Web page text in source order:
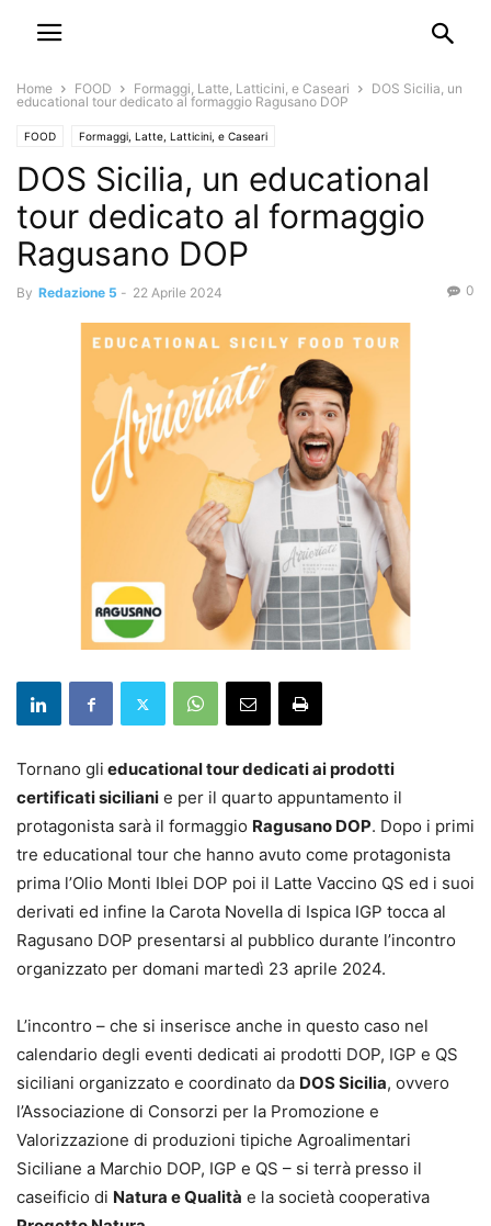
Home FOOD Formaggi, Latte, Latticini, e Caseari
DOS Sicilia, un
educational tour dedicato al formaggio Ragusano DOP
FOOD Formaggi, Latte, Latticini, e Caseari
DOS Sicilia, un educational
tour dedicato al formaggio
Ragusano DOP
By Redazione 5 - 22 Aprile 2024 0
Tornano gli educational tour dedicati ai prodotti
certificati siciliani e per il quarto appuntamento il
protagonista sarà il formaggio Ragusano DOP. Dopo i primi
tre educational tour che hanno avuto come protagonista
prima l’Olio Monti Iblei DOP poi il Latte Vaccino QS ed i suoi
derivati ed infine la Carota Novella di Ispica IGP tocca al
Ragusano DOP presentarsi al pubblico durante l’incontro
organizzato per domani martedì 23 aprile 2024.
L’incontro – che si inserisce anche in questo caso nel
calendario degli eventi dedicati ai prodotti DOP, IGP e QS
siciliani organizzato e coordinato da DOS Sicilia, ovvero
l’Associazione di Consorzi per la Promozione e
Valorizzazione di produzioni tipiche Agroalimentari
Siciliane a Marchio DOP, IGP e QS – si terrà presso il
caseificio di Natura e Qualità e la società cooperativa